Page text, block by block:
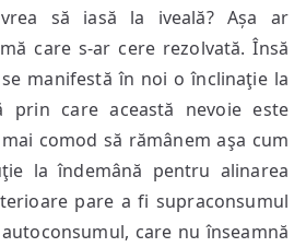
să iasă la iveală? Așa ar
care s-ar cere rezolvată. Însă
manifestă în noi o înclinaţie la
prin care această nevoie este
comod să rămânem aşa cum
la îndemână pentru alinarea
pare a fi supraconsumul
care nu înseamnă